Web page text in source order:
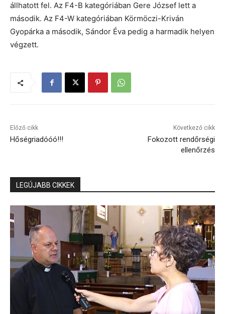
állhatott fel. Az F4-B kategóriában Gere József lett a
második. Az F4-W kategóriában Körmöczi-Kriván
Gyopárka a második, Sándor Éva pedig a harmadik helyen
végzett.
Előző cikk
Hőségriadóóó!!!
Következő cikk
Fokozott rendőrségi
ellenőrzés
LEGÚJABB CIKKEK